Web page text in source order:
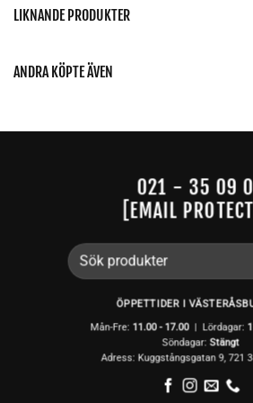
LIKNANDE PRODUKTER
ANDRA KÖPTE ÄVEN
021 - 35 09
[EMAIL
Sök
efter:
ÖPPETTIDER I
Mån-Fre: 11.00 - 17.00| Lördagar:
Söndagar:Stängt
Adress: Kuggstångsgatan 9, 721